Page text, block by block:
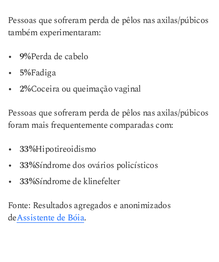
Pessoas que sofreram perda de pêlos nas axilas/púbicos
também experimentaram:
9%Perda de cabelo
5%Fadiga
2%Coceira ou queimação vaginal
Pessoas que sofreram perda de pêlos nas axilas/púbicos
foram mais frequentemente comparadas com:
33%Hipotireoidismo
33%Síndrome dos ovários policísticos
33%Síndrome de klinefelter
Fonte: Resultados agregados e anonimizados
deAssistente de Bóia.